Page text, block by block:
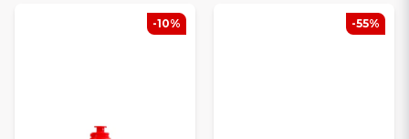
– reservdelar till bl.a. John Deere, Valtra, New
Holland, Case IH och Massey Ferguson
-10% -55%